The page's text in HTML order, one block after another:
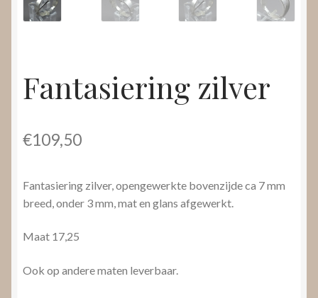
Fantasiering zilver
€109,50
Fantasiering zilver, opengewerkte bovenzijde ca 7 mm
breed, onder 3 mm, mat en glans afgewerkt.
Maat 17,25
Ook op andere maten leverbaar.